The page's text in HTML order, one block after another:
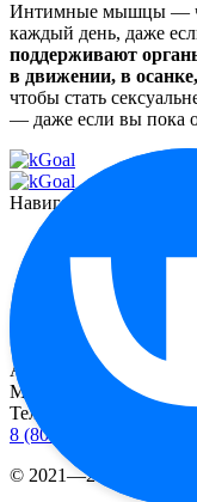
Интимные мышцы —
каждый день, даже
поддерживают
в движении, в
чтобы стать
— даже если вы пока
Навигация
О
Отзывы
Контакты
Реквизиты
Адрес
Москва, 2-й
Телефоны
8 (800) 333 24-77
© 2021—2026 |